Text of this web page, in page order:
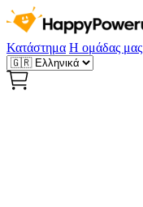
Κατάστημα Η ομάδας μας